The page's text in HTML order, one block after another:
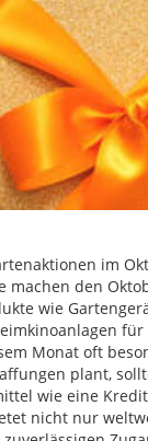
im
machen den
wie
Monat oft
plant,
wie eine
nicht nur